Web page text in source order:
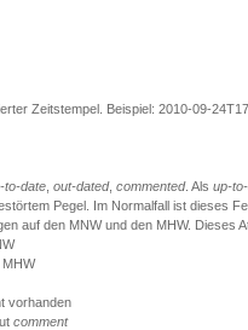
Zeitstempel. Beispiel: 2010-09-
to-date out-dated, commented. Als up-
Pegel. Im Normalfall ist dieses
auf den MNW und den MHW. Dieses
vorhanden
comment